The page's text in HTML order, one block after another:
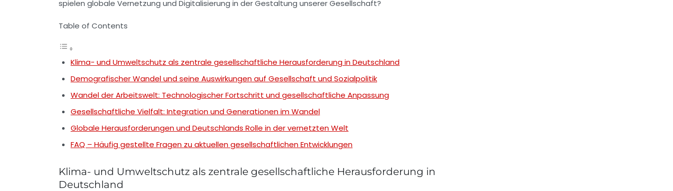
spielen globale Vernetzung und Digitalisierung in der Gestaltung unserer Gesellschaft?
Table of Contents
Klima- und Umweltschutz als zentrale gesellschaftliche Herausforderung in Deutschland
Demografischer Wandel und seine Auswirkungen auf Gesellschaft und Sozialpolitik
Wandel der Arbeitswelt: Technologischer Fortschritt und gesellschaftliche Anpassung
Gesellschaftliche Vielfalt: Integration und Generationen im Wandel
Globale Herausforderungen und Deutschlands Rolle in der vernetzten Welt
FAQ – Häufig gestellte Fragen zu aktuellen gesellschaftlichen Entwicklungen
Klima- und Umweltschutz als zentrale gesellschaftliche Herausforderung in
Deutschland